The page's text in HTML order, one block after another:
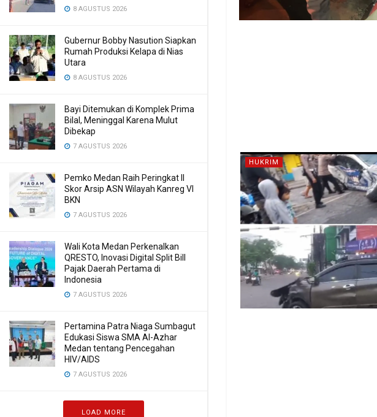
8 AGUSTUS 2026
Gubernur Bobby Nasution Siapkan
Rumah Produksi Kelapa di Nias
Utara
8 AGUSTUS 2026
Bayi Ditemukan di Komplek Prima
Bilal, Meninggal Karena Mulut
Dibekap
7 AGUSTUS 2026
Pemko Medan Raih Peringkat II
Skor Arsip ASN Wilayah Kanreg VI
BKN
7 AGUSTUS 2026
Wali Kota Medan Perkenalkan
QRESTO, Inovasi Digital Split Bill
Pajak Daerah Pertama di
Indonesia
7 AGUSTUS 2026
Pertamina Patra Niaga Sumbagut
Edukasi Siswa SMA Al-Azhar
Medan tentang Pencegahan
HIV/AIDS
7 AGUSTUS 2026
LOAD MORE
HUKRIM